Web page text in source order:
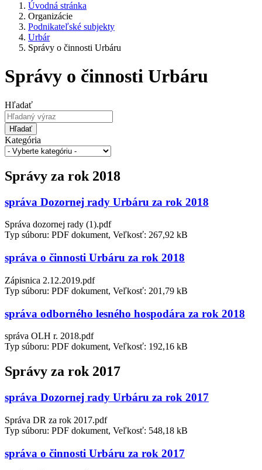
Úvodná stránka
Organizácie
Podnikateľské subjekty
Urbár
Správy o činnosti Urbáru
Správy o činnosti Urbáru
Hľadať
Hľadať
Kategória
Správy za rok 2018
správa Dozornej rady Urbáru za rok 2018
Správa dozornej rady (1).pdf
Typ súboru: PDF dokument, Veľkosť: 267,92 kB
správa o činnosti Urbáru za rok 2018
Zápisnica 2.12.2019.pdf
Typ súboru: PDF dokument, Veľkosť: 201,79 kB
správa odborného lesného hospodára za rok 2018
správa OLH r. 2018.pdf
Typ súboru: PDF dokument, Veľkosť: 192,16 kB
Správy za rok 2017
správa Dozornej rady Urbáru za rok 2017
Správa DR za rok 2017.pdf
Typ súboru: PDF dokument, Veľkosť: 548,18 kB
správa o činnosti Urbáru za rok 2017